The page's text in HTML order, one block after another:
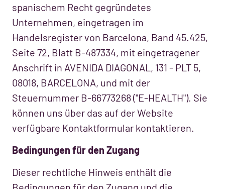
spanischem Recht gegründetes
Unternehmen, eingetragen im
Handelsregister von Barcelona, Band 45.425,
Seite 72, Blatt B-487334, mit eingetragener
Anschrift in AVENIDA DIAGONAL, 131 - PLT 5,
08018, BARCELONA, und mit der
Steuernummer B-66773268 ("E-HEALTH"). Sie
können uns über das auf der Website
verfügbare Kontaktformular kontaktieren.
Bedingungen für den Zugang
Dieser rechtliche Hinweis enthält die